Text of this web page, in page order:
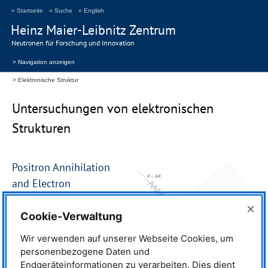
Heinz Maier-Leibnitz Zentrum
Neutronen für Forschung und Innovation
» Startseite » Suche » English
> Navigation anzeigen
Elektronische Struktur
Untersuchungen von elektronischen
Strukturen
Positron Annihilation
and Electron
Momentum
When a positron is implanted in a
electron, the momentum is a
conserved quantity. The sum of the
momenta of the emitted gamma
Cookie-Verwaltung ×
Wir verwenden auf unserer Webseite Cookies, um
personenbezogene Daten und
Endgeräteinformationen zu verarbeiten. Dies dient